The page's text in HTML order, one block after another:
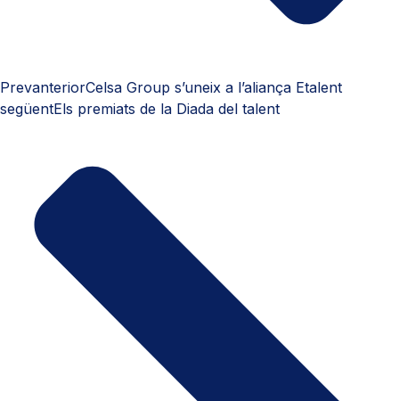
PrevanteriorCelsa Group s’uneix a l’aliança Etalent
següentEls premiats de la Diada del talent